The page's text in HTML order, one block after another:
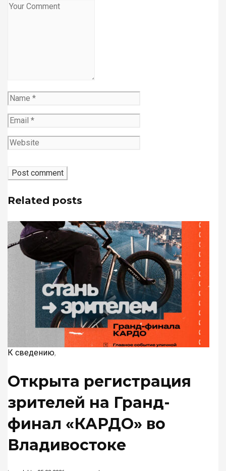
Related posts
К сведению,
Открыта регистрация
зрителей на Гранд-
финал «КАРДО» во
Владивостоке